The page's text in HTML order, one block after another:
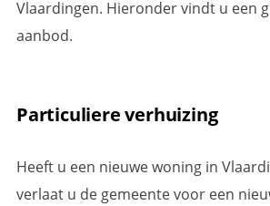
Vlaardingen. Hieronder vindt u een
aanbod.
Particuliere verhuizing
Heeft u een nieuwe woning in
verlaat u de gemeente voor een